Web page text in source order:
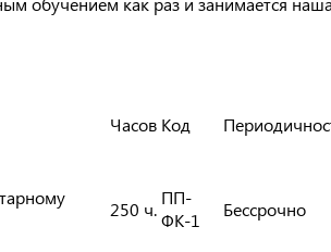
Часов Код
250 ч.
ПП-
ФК-1
Бессрочно